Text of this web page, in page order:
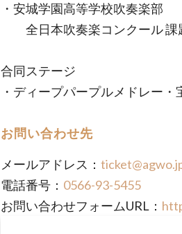
・安城学園高等学校吹奏楽部
全日本吹奏楽コンクール 課
合同ステージ
・ディープパープルメドレー・
お問い合わせ先
メールアドレス：
電話番号： 0566-93-5455
お問い合わせフォームURL：